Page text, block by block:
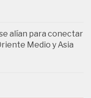
alían para conectar
Medio y Asia